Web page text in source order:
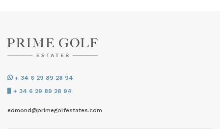
+ 34 6 29 89 28 94
+ 34 6 29 89 28 94
edmond@primegolfestates.com